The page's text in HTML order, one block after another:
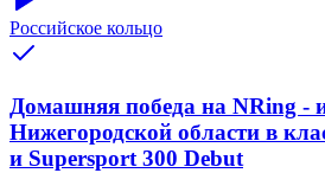
Российское кольцо
Домашняя победа на NRing -
Нижегородской области в
и Supersport 300 Debut